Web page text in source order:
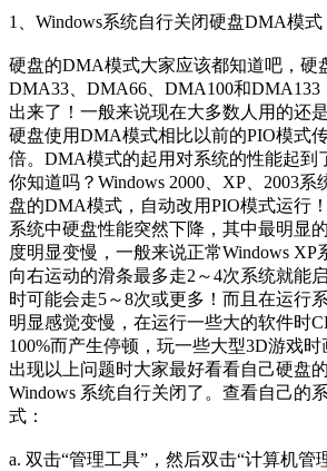
1、Windows系统自行关闭硬盘DMA模式
硬盘的DMA模式大家应该都知道吧，硬
DMA33、DMA66、DMA100和DMA133
出来了！一般来说现在大多数人用的还
硬盘使用DMA模式相比以前的PIO模式
倍。DMA模式的起用对系统的性能起到
你知道吗？Windows 2000、XP、2003
盘的DMA模式，自动改用PIO模式运行
系统中硬盘性能突然下降，其中最明显
度明显变慢，一般来说正常Windows XP
向右运动的滑条最多走2～4次系统就能
时可能会走5～8次或更多！而且在运行
明显感觉变慢，在运行一些大的软件时
100%而产生停顿，玩一些大型3D游戏时
出现以上问题时大家最好看看自己硬盘
Windows 系统自行关闭了。查看自己的
式：
a. 双击“管理工具”，然后双击“计算机管